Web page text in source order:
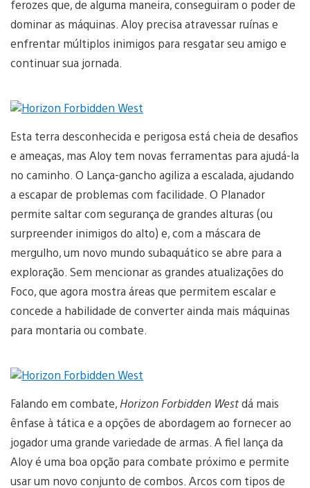
ferozes que, de alguma maneira, conseguiram o poder de
dominar as máquinas. Aloy precisa atravessar ruínas e
enfrentar múltiplos inimigos para resgatar seu amigo e
continuar sua jornada.
Esta terra desconhecida e perigosa está cheia de desafios
e ameaças, mas Aloy tem novas ferramentas para ajudá-la
no caminho. O Lança-gancho agiliza a escalada, ajudando
a escapar de problemas com facilidade. O Planador
permite saltar com segurança de grandes alturas (ou
surpreender inimigos do alto) e, com a máscara de
mergulho, um novo mundo subaquático se abre para a
exploração. Sem mencionar as grandes atualizações do
Foco, que agora mostra áreas que permitem escalar e
concede a habilidade de converter ainda mais máquinas
para montaria ou combate.
Falando em combate, Horizon Forbidden Westdá mais
ênfase à tática e a opções de abordagem ao fornecer ao
jogador uma grande variedade de armas. A fiel lança da
Aloy é uma boa opção para combate próximo e permite
usar um novo conjunto de combos. Arcos com tipos de